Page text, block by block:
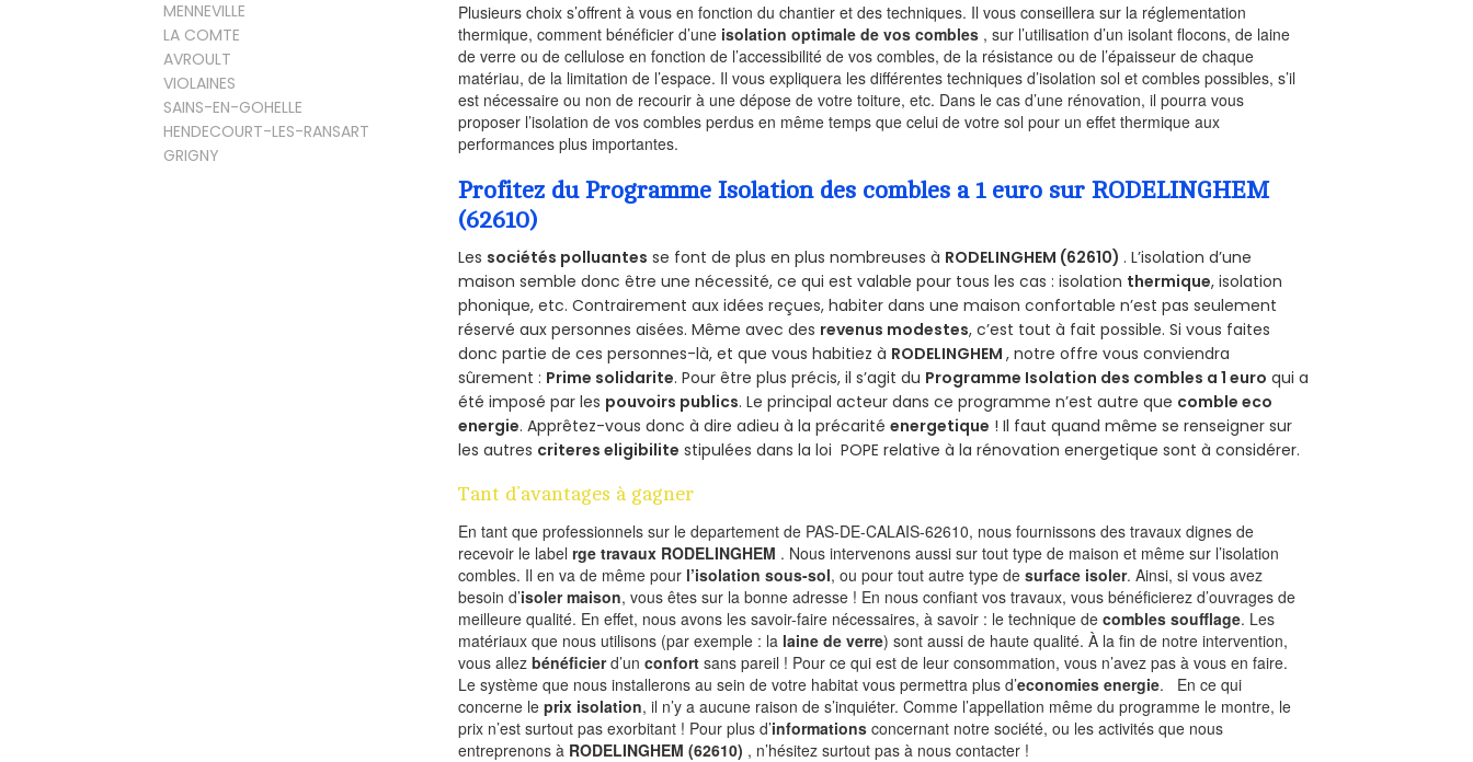
MENNEVILLE
LA COMTE
AVROULT
VIOLAINES
SAINS-EN-GOHELLE
HENDECOURT-LES-RANSART
GRIGNY
Plusieurs choix s’offrent à vous en fonction du chantier et des techniques. Il vous conseillera sur la réglementation
thermique, comment bénéficier d’une isolation optimale de vos combles , sur l’utilisation d’un isolant flocons, de laine
de verre ou de cellulose en fonction de l’accessibilité de vos combles, de la résistance ou de l’épaisseur de chaque
matériau, de la limitation de l’espace. Il vous expliquera les différentes techniques d’isolation sol et combles possibles, s’il
est nécessaire ou non de recourir à une dépose de votre toiture, etc. Dans le cas d’une rénovation, il pourra vous
proposer l’isolation de vos combles perdus en même temps que celui de votre sol pour un effet thermique aux
performances plus importantes.
Profitez du Programme Isolation des combles a 1 euro sur RODELINGHEM
(62610)
Les sociétés polluantes se font de plus en plus nombreuses à RODELINGHEM (62610) . L’isolation d’une
maison semble donc être une nécessité, ce qui est valable pour tous les cas : isolation thermique, isolation
phonique, etc. Contrairement aux idées reçues, habiter dans une maison confortable n’est pas seulement
réservé aux personnes aisées. Même avec des revenus modestes, c’est tout à fait possible. Si vous faites
donc partie de ces personnes-là, et que vous habitiez à RODELINGHEM, notre offre vous conviendra
sûrement : Prime solidarite. Pour être plus précis, il s’agit du Programme Isolation des combles a 1 euro qui a
été imposé par les pouvoirs publics. Le principal acteur dans ce programme n’est autre que comble eco
energie. Apprêtez-vous donc à dire adieu à la précaritéenergetique ! Il faut quand même se renseigner sur
les autres criteres eligibilite stipulées dans la loi POPE relative à la rénovation energetique sont à considérer.
Tant d’avantages à gagner
En tant que professionnels sur le departement de PAS-DE-CALAIS-62610, nous fournissons des travaux dignes de
recevoir le labelrge travaux RODELINGHEM . Nous intervenons aussi sur tout type de maison et même sur l’isolation
combles. Il en va de même pour l’isolation sous-sol, ou pour tout autre type desurface isoler. Ainsi, si vous avez
besoin d’isoler maison, vous êtes sur la bonne adresse ! En nous confiant vos travaux, vous bénéficierez d’ouvrages de
meilleure qualité. En effet, nous avons les savoir-faire nécessaires, à savoir : le technique decombles soufflage. Les
matériaux que nous utilisons (par exemple : la laine de verre) sont aussi de haute qualité. À la fin de notre intervention,
vous allezbénéficierd’unconfort sans pareil ! Pour ce qui est de leur consommation, vous n’avez pas à vous en faire.
Le système que nous installerons au sein de votre habitat vous permettra plus d’economies energie. En ce qui
concerne leprix isolation, il n’y a aucune raison de s’inquiéter. Comme l’appellation même du programme le montre, le
prix n’est surtout pas exorbitant ! Pour plus d’informations concernant notre société, ou les activités que nous
entreprenons à RODELINGHEM (62610) , n’hésitez surtout pas à nous contacter !